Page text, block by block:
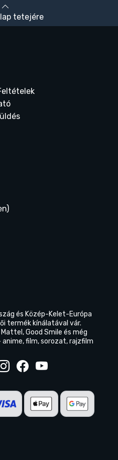
tetejére
és Közép-Kelet-Európa
termék kínálatával vár.
Good Smile és még
film, sorozat, rajzfilm